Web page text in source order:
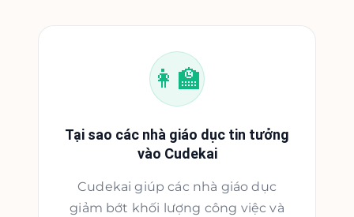
👩‍🏫
Tại sao các nhà giáo dục tin tưởng
vào Cudekai
Cudekai giúp các nhà giáo dục
giảm bớt khối lượng công việc và